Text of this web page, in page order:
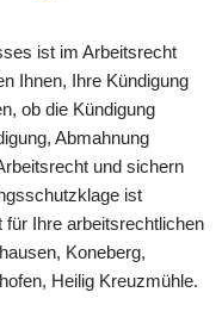
ist im Arbeitsrecht
Ihnen, Ihre Kündigung
ob die Kündigung
Abmahnung
und sichern
ist
Ihre arbeitsrechtlichen
Koneberg,
Heilig Kreuzmühle.